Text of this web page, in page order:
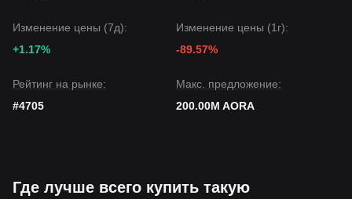
Изменение цены (7д):
+1.17%
Изменение цены (1г):
-89.57%
Рейтинг на рынке:
#4705
Макс. предложение:
200.00M AORA
Где лучше всего купить такую